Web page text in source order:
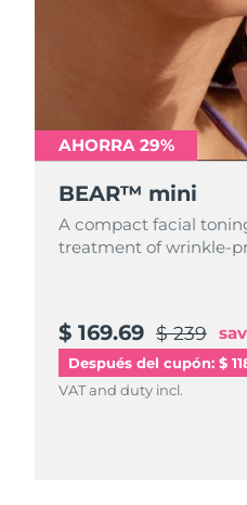
AHORRA 29%
BEAR™ mini
A compact facial
treatment of wrinkle-
$ 169.69 $ 239
Después del cupón: $
VAT and duty incl.
Emiratos Árabes
Unidos
Reino Unido
Estados Unidos
Vietnam